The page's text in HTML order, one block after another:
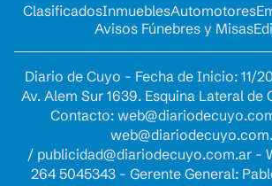
ClasificadosInmueblesAutomotores
Avisos Fúnebres y Misas
Diario de Cuyo - Fecha de Inicio: 11/
Av. Alem Sur 1639. Esquina Lateral
Contacto:
/ publicidad@diariodecuyo.com.ar-
264 5045343 - Gerente General: